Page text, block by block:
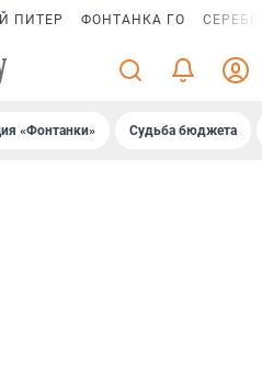
ПИТЕР ФОНТАНКА ГО
«Фонтанки» Судьба бюджета